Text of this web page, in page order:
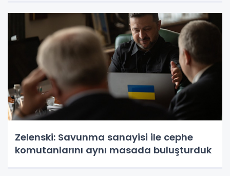
Zelenski: Savunma sanayisi ile cephe
komutanlarını aynı masada buluşturduk